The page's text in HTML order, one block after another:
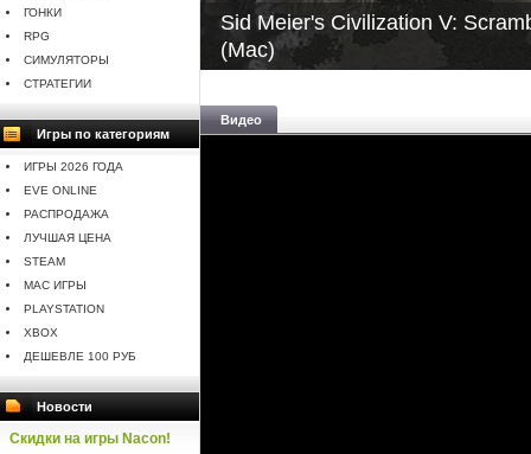
ГОНКИ
RPG
СИМУЛЯТОРЫ
СТРАТЕГИИ
Игры по категориям
ИГРЫ 2026 ГОДА
EVE ONLINE
РАСПРОДАЖА
ЛУЧШАЯ ЦЕНА
STEAM
MAC ИГРЫ
PLAYSTATION
XBOX
ДЕШЕВЛЕ 100 РУБ
Новости
Скидки на игры Nacon!
Sid Meier's Civilization V:
(Mac)
Видео